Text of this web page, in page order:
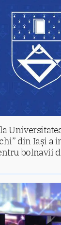
din Iași a
bolnavii